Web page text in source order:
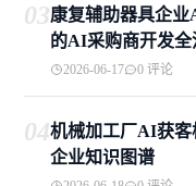
03康复辅助器具企
的AI采购商开发全
2026-06-17 0 评论
04机械加工厂AI获
企业知识图谱